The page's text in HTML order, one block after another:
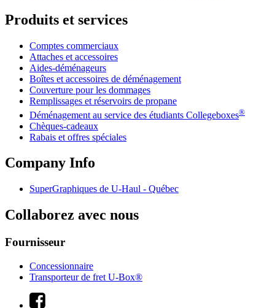
Produits et services
Comptes commerciaux
Attaches et accessoires
Aides-déménageurs
Boîtes et accessoires de déménagement
Couverture pour les dommages
Remplissages et réservoirs de propane
Déménagement au service des étudiants Collegeboxes®
Chèques-cadeaux
Rabais et offres spéciales
Company Info
SuperGraphiques de U-Haul - Québec
Collaborez avec nous
Fournisseur
Concessionnaire
Transporteur de fret U-Box®